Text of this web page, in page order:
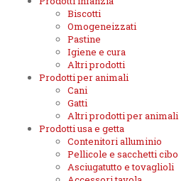
Biscotti
Omogeneizzati
Pastine
Igiene e cura
Altri prodotti
Prodotti per animali
Cani
Gatti
Altri prodotti per animali
Prodotti usa e getta
Contenitori alluminio
Pellicole e sacchetti cibo
Asciugatutto e tovaglioli